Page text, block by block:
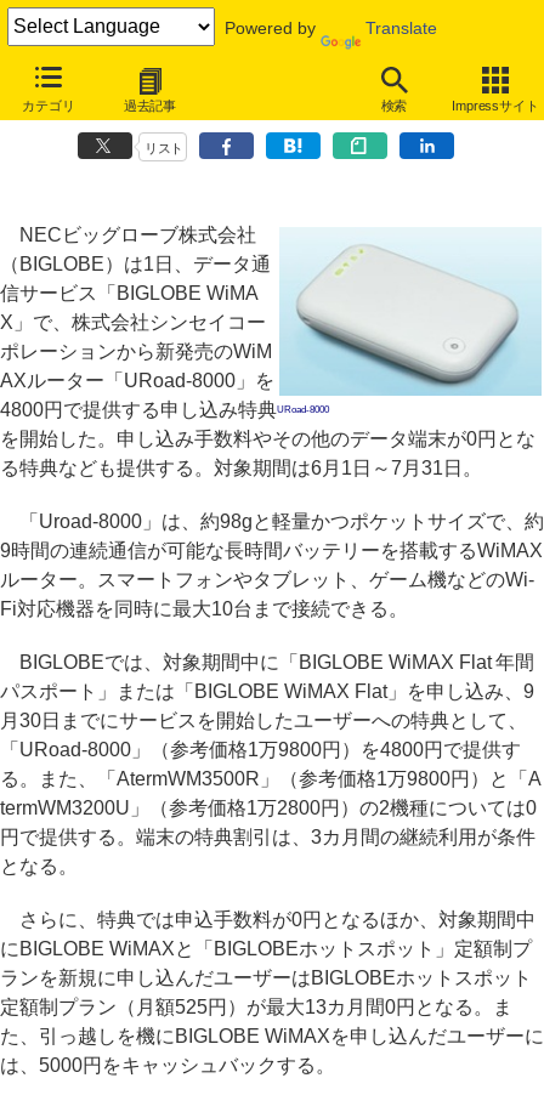
Powered by Translate
カテゴリ 過去記事 検索 Impressサイト
BIGLOBE、WiMAXルーター「URoad-8000」を4800円で提供する申
し込み特典
リスト
URoad-8000
NECビッグローブ株式会社
（BIGLOBE）は1日、データ通
信サービス「BIGLOBE WiMA
X」で、株式会社シンセイコー
ポレーションから新発売のWiM
AXルーター「URoad-8000」を
4800円で提供する申し込み特典
を開始した。申し込み手数料やその他のデータ端末が0円とな
る特典なども提供する。対象期間は6月1日～7月31日。
「Uroad-8000」は、約98gと軽量かつポケットサイズで、約
9時間の連続通信が可能な長時間バッテリーを搭載するWiMAX
ルーター。スマートフォンやタブレット、ゲーム機などのWi-
Fi対応機器を同時に最大10台まで接続できる。
BIGLOBEでは、対象期間中に「BIGLOBE WiMAX Flat 年間
パスポート」または「BIGLOBE WiMAX Flat」を申し込み、9
月30日までにサービスを開始したユーザーへの特典として、
「URoad-8000」（参考価格1万9800円）を4800円で提供す
る。また、「AtermWM3500R」（参考価格1万9800円）と「A
termWM3200U」（参考価格1万2800円）の2機種については0
円で提供する。端末の特典割引は、3カ月間の継続利用が条件
となる。
さらに、特典では申込手数料が0円となるほか、対象期間中
にBIGLOBE WiMAXと「BIGLOBEホットスポット」定額制プ
ランを新規に申し込んだユーザーはBIGLOBEホットスポット
定額制プラン（月額525円）が最大13カ月間0円となる。ま
た、引っ越しを機にBIGLOBE WiMAXを申し込んだユーザーに
は、5000円をキャッシュバックする。